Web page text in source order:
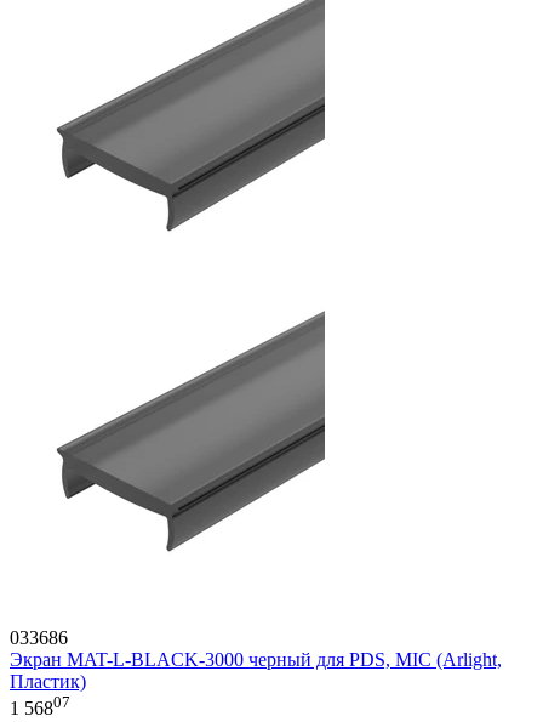
033686
Экран MAT-L-BLACK-3000 черный для PDS, MIC (Arlight,
Пластик)
1 56807